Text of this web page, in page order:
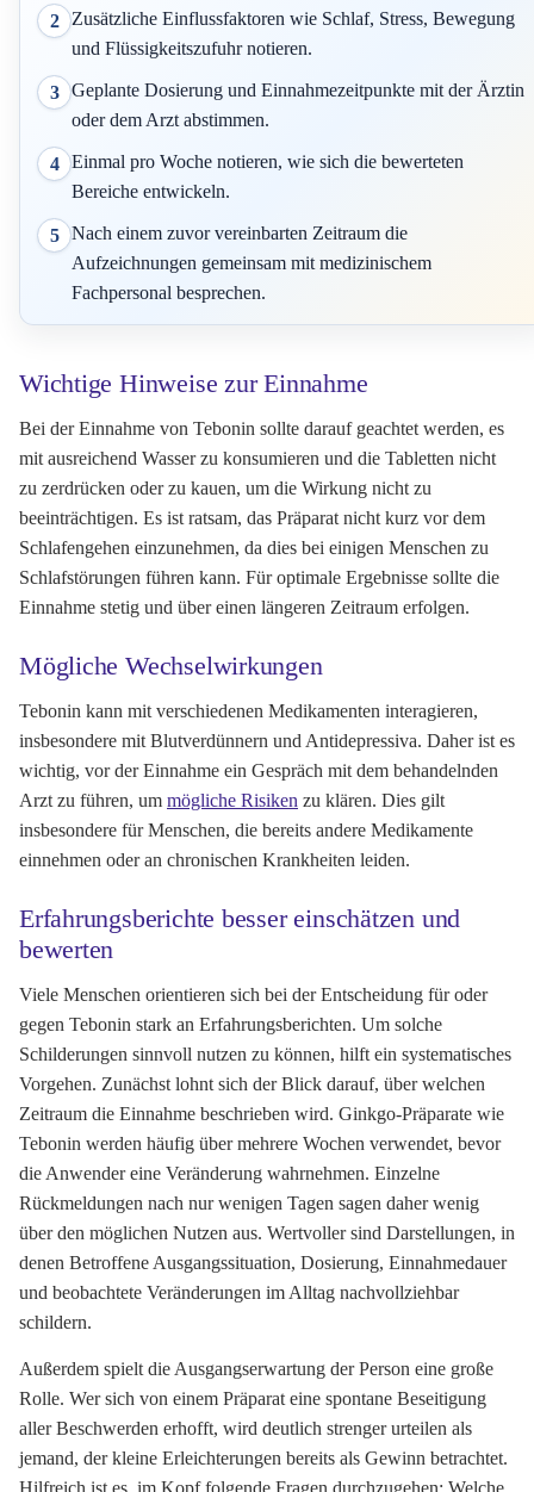
2
Zusätzliche Einflussfaktoren wie Schlaf, Stress, Bewegung
und Flüssigkeitszufuhr notieren.
3
Geplante Dosierung und Einnahmezeitpunkte mit der Ärztin
oder dem Arzt abstimmen.
4
Einmal pro Woche notieren, wie sich die bewerteten
Bereiche entwickeln.
5
Nach einem zuvor vereinbarten Zeitraum die
Aufzeichnungen gemeinsam mit medizinischem
Fachpersonal besprechen.
Wichtige Hinweise zur Einnahme
Bei der Einnahme von Tebonin sollte darauf geachtet werden, es
mit ausreichend Wasser zu konsumieren und die Tabletten nicht
zu zerdrücken oder zu kauen, um die Wirkung nicht zu
beeinträchtigen. Es ist ratsam, das Präparat nicht kurz vor dem
Schlafengehen einzunehmen, da dies bei einigen Menschen zu
Schlafstörungen führen kann. Für optimale Ergebnisse sollte die
Einnahme stetig und über einen längeren Zeitraum erfolgen.
Mögliche Wechselwirkungen
Tebonin kann mit verschiedenen Medikamenten interagieren,
insbesondere mit Blutverdünnern und Antidepressiva. Daher ist es
wichtig, vor der Einnahme ein Gespräch mit dem behandelnden
Arzt zu führen, um mögliche Risiken zu klären. Dies gilt
insbesondere für Menschen, die bereits andere Medikamente
einnehmen oder an chronischen Krankheiten leiden.
Erfahrungsberichte besser einschätzen und
bewerten
Viele Menschen orientieren sich bei der Entscheidung für oder
gegen Tebonin stark an Erfahrungsberichten. Um solche
Schilderungen sinnvoll nutzen zu können, hilft ein systematisches
Vorgehen. Zunächst lohnt sich der Blick darauf, über welchen
Zeitraum die Einnahme beschrieben wird. Ginkgo-Präparate wie
Tebonin werden häufig über mehrere Wochen verwendet, bevor
die Anwender eine Veränderung wahrnehmen. Einzelne
Rückmeldungen nach nur wenigen Tagen sagen daher wenig
über den möglichen Nutzen aus. Wertvoller sind Darstellungen, in
denen Betroffene Ausgangssituation, Dosierung, Einnahmedauer
und beobachtete Veränderungen im Alltag nachvollziehbar
schildern.
Außerdem spielt die Ausgangserwartung der Person eine große
Rolle. Wer sich von einem Präparat eine spontane Beseitigung
aller Beschwerden erhofft, wird deutlich strenger urteilen als
jemand, der kleine Erleichterungen bereits als Gewinn betrachtet.
Hilfreich ist es, im Kopf folgende Fragen durchzugehen: Welche